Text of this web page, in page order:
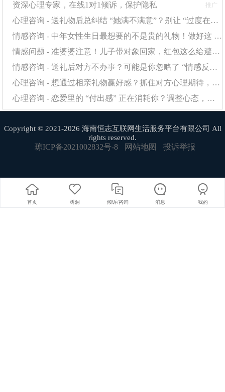
需要专业介入的信号： ■ 伴随持续躯体症状（失眠/厌
食） ■ 出现自我伤害倾向 ■ 社会功能明显退化
信不是天生特质，而是可以通过科学方法培养的心理技
能。就像健身增肌需要系统训练，心理韧性的建设同样需
自己，用分析实验数据的客观看待成长，那些自我否定的
迷雾自会散去。
资深心理专家，在线1对1倾诉，保护隐私
推广
心理咨询 - 送礼物后总纠结 “她满不满意”？别让 “过度在意” 消耗感情
情感咨询 - 中年女性生日最想要的不是贵的礼物！做好这 2 点，普通礼物也能暖到她心里
情感问题 - 准婆婆注意！儿子带对象回家，红包这么给避免情感小插曲
情感咨询 - 送礼后对方不办事？可能是你忽略了 “情感反馈”，这步很关键
心理咨询 - 想通过相亲礼物赢好感？抓住对方心理期待，送礼才不白费功夫
心理咨询 - 恋爱里的 “付出感” 正在消耗你？调整心态，感情才能长久保鲜
Copyright © 2021-2026 海南恒志互联网生活服务平台有限公司 All
rights reserved.
琼ICP备2021002832号-8 网站地图 投诉举报
首页 树洞 倾诉/咨询 消息 我的